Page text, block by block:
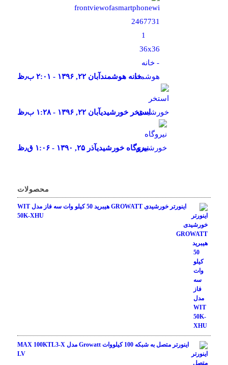
خانه هوشمند آبان ۲۲, ۱۳۹۶ - ۲:۰۱ ب٫ظ
استخر خورشیدیآبان ۲۲, ۱۳۹۶ - ۱:۲۸ ب٫ظ
نیروگاه خورشیدیآذر ۲۵, ۱۳۹۰ - ۱:۰۶ ق٫ظ
محصولات
اینورتر خورشیدی GROWATT هیبرید 50 کیلو وات سه فاز مدل WIT
50K-XHU
اینورتر متصل به شبکه 100 کیلووات Growatt مدل MAX 100KTL3-X
LV